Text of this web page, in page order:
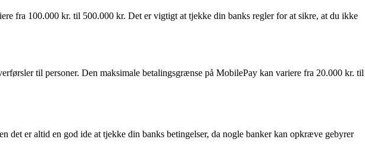
fra 100.000 kr. til 500.000 kr. Det er vigtigt at tjekke din banks regler for at sikre, at du ikke
til personer. Den maksimale betalingsgrænse på MobilePay kan variere fra 20.000 kr. til
det er altid en god ide at tjekke din banks betingelser, da nogle banker kan opkræve gebyrer